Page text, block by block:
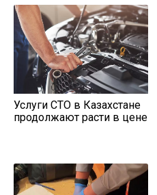
Услуги СТО в Казахстане
продолжают расти в цене